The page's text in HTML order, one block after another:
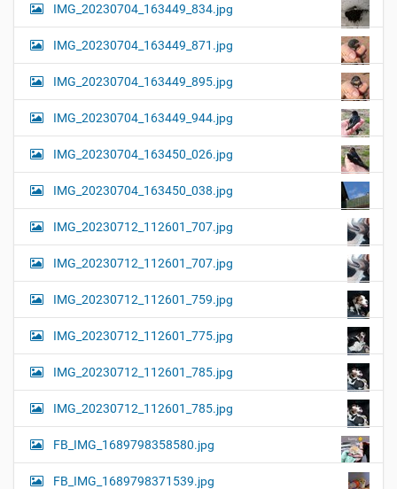
IMG_20230704_163449_834.jpg
IMG_20230704_163449_871.jpg
IMG_20230704_163449_895.jpg
IMG_20230704_163449_944.jpg
IMG_20230704_163450_026.jpg
IMG_20230704_163450_038.jpg
IMG_20230712_112601_707.jpg
IMG_20230712_112601_707.jpg
IMG_20230712_112601_759.jpg
IMG_20230712_112601_775.jpg
IMG_20230712_112601_785.jpg
IMG_20230712_112601_785.jpg
FB_IMG_1689798358580.jpg
FB_IMG_1689798371539.jpg